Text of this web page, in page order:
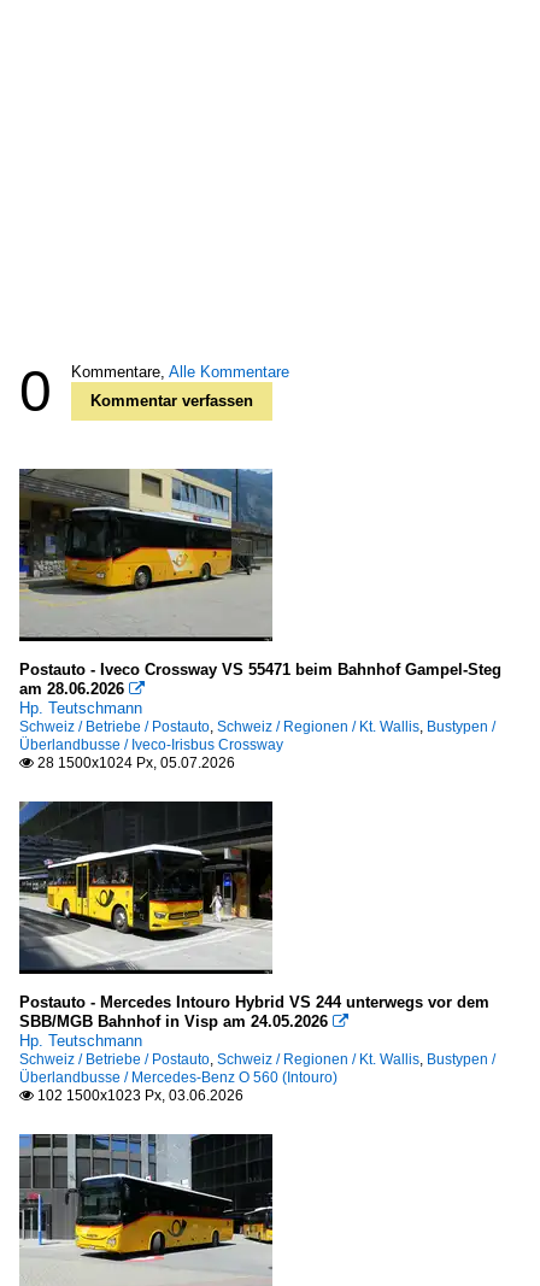
0 Kommentare, Alle Kommentare
Kommentar verfassen
Postauto - Iveco Crossway VS 55471 beim Bahnhof Gampel-Steg
am 28.06.2026 
Hp. Teutschmann
Schweiz / Betriebe / Postauto Schweiz / Regionen / Kt. Wallis Bustypen /
Überlandbusse / Iveco-Irisbus Crossway
 28 1500x1024 Px, 05.07.2026
Postauto - Mercedes Intouro Hybrid VS 244 unterwegs vor dem
SBB/MGB Bahnhof in Visp am 24.05.2026 
Hp. Teutschmann
Schweiz / Betriebe / Postauto Schweiz / Regionen / Kt. Wallis Bustypen /
Überlandbusse / Mercedes-Benz O 560 (Intouro)
 102 1500x1023 Px, 03.06.2026